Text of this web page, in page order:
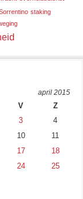
staking
april 2015
V
Z
3
4
10
11
17
18
24
25